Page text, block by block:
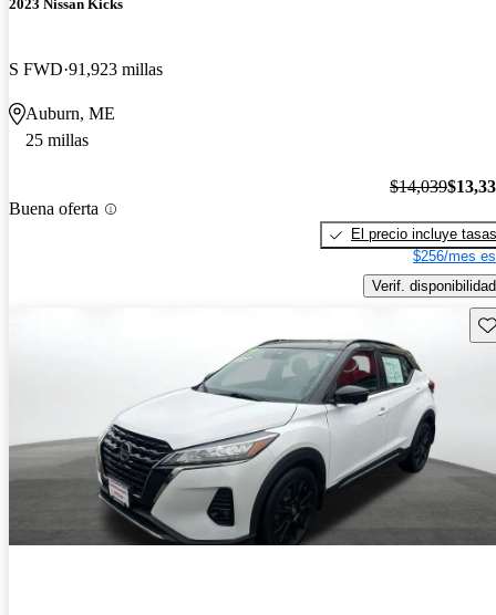
2023 Nissan Kicks
S FWD 91,923 millas
Auburn, ME
25 millas
Buena oferta
$14,039
El precio incluye tasas
$256/mes
Verif. disponibilidad